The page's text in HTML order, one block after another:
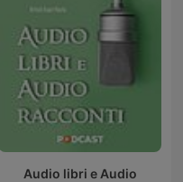
Audio libri e Audio